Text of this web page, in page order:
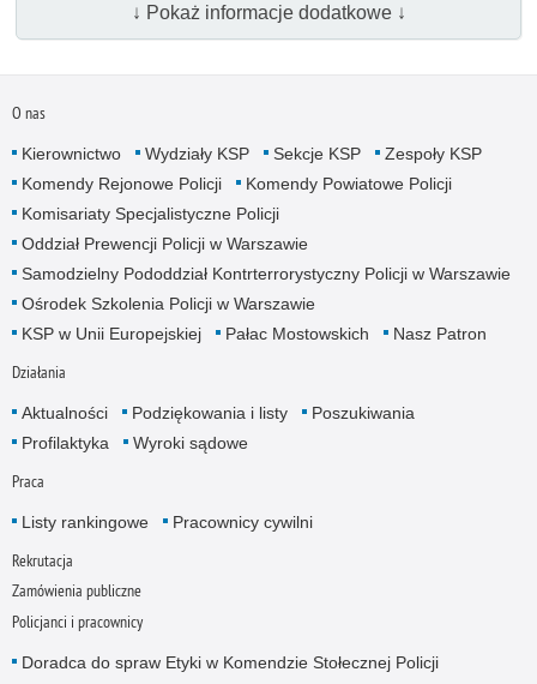
↓ Pokaż informacje dodatkowe ↓
O nas
Kierownictwo Wydziały KSP Sekcje KSP
Zespoły KSP
Komendy Rejonowe Policji
Komendy Powiatowe Policji
Komisariaty Specjalistyczne Policji
Oddział Prewencji Policji w Warszawie
Samodzielny Pododdział Kontrterrorystyczny Policji w Warszawie
Ośrodek Szkolenia Policji w Warszawie
KSP w Unii Europejskiej
Pałac Mostowskich Nasz Patron
Działania
Aktualności Podziękowania i listy
Poszukiwania
Profilaktyka
Wyroki sądowe
Praca
Listy rankingowe Pracownicy cywilni
Rekrutacja
Zamówienia publiczne
Policjanci i pracownicy
Doradca do spraw Etyki w Komendzie Stołecznej Policji